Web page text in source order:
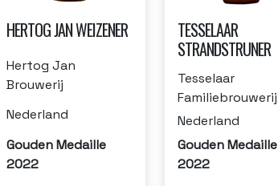
HERTOG JAN WEIZENER
Hertog Jan
Brouwerij
Nederland
Gouden Medaille
2022
TESSELAAR
STRANDSTRUNER
Tesselaar
Familiebrouwerij
Nederland
Gouden Medaille
2022